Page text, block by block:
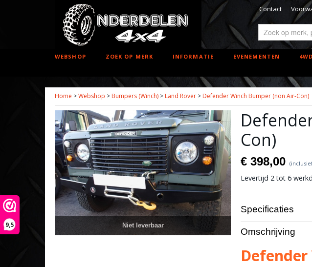
9,5
Contact
WEBSHOP ZOEK OP MERK INFORMATIE EVENEMENTEN
Home >Webshop > Bumpers (Winch) > Land Rover > Defender Winch Bumper (non Air-Con)
Niet leverbaar
Con)
€ 398,00
Levertijd 2 tot 6
Specificaties
Bruto gewicht
Omschrijving